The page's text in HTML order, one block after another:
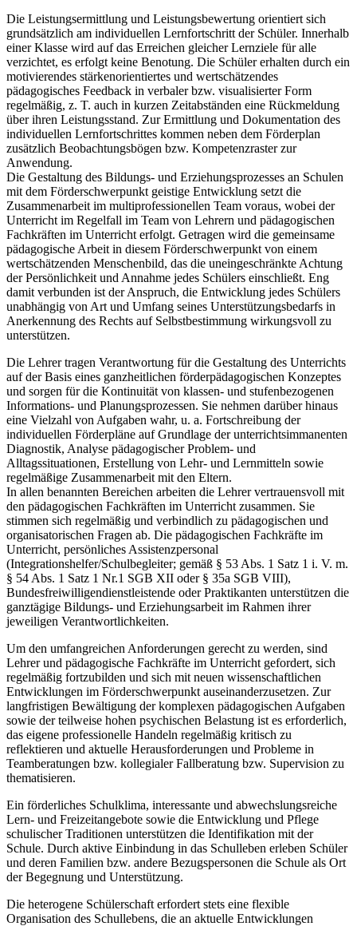
Die Leistungsermittlung und Leistungsbewertung orientiert sich
grundsätzlich am individuellen Lernfortschritt der Schüler. Innerhalb
einer Klasse wird auf das Erreichen gleicher Lernziele für alle
verzichtet, es erfolgt keine Benotung. Die Schüler erhalten durch ein
motivierendes stärkenorientiertes und wertschätzendes
pädagogisches Feedback in verbaler bzw. visualisierter Form
regelmäßig, z. T. auch in kurzen Zeitabständen eine Rückmeldung
über ihren Leistungsstand. Zur Ermittlung und Dokumentation des
individuellen Lernfortschrittes kommen neben dem Förderplan
zusätzlich Beobachtungsbögen bzw. Kompetenzraster zur
Anwendung.
Die Gestaltung des Bildungs- und Erziehungsprozesses an Schulen
mit dem Förderschwerpunkt geistige Entwicklung setzt die
Zusammenarbeit im multiprofessionellen Team voraus, wobei der
Unterricht im Regelfall im Team von Lehrern und pädagogischen
Fachkräften im Unterricht erfolgt. Getragen wird die gemeinsame
pädagogische Arbeit in diesem Förderschwerpunkt von einem
wertschätzenden Menschenbild, das die uneingeschränkte Achtung
der Persönlichkeit und Annahme jedes Schülers einschließt. Eng
damit verbunden ist der Anspruch, die Entwicklung jedes Schülers
unabhängig von Art und Umfang seines Unterstützungsbedarfs in
Anerkennung des Rechts auf Selbstbestimmung wirkungsvoll zu
unterstützen.
Die Lehrer tragen Verantwortung für die Gestaltung des Unterrichts
auf der Basis eines ganzheitlichen förderpädagogischen Konzeptes
und sorgen für die Kontinuität von klassen- und stufenbezogenen
Informations- und Planungsprozessen. Sie nehmen darüber hinaus
eine Vielzahl von Aufgaben wahr, u. a. Fortschreibung der
individuellen Förderpläne auf Grundlage der unterrichtsimmanenten
Diagnostik, Analyse pädagogischer Problem- und
Alltagssituationen, Erstellung von Lehr- und Lernmitteln sowie
regelmäßige Zusammenarbeit mit den Eltern.
In allen benannten Bereichen arbeiten die Lehrer vertrauensvoll mit
den pädagogischen Fachkräften im Unterricht zusammen. Sie
stimmen sich regelmäßig und verbindlich zu pädagogischen und
organisatorischen Fragen ab. Die pädagogischen Fachkräfte im
Unterricht, persönliches Assistenzpersonal
(Integrationshelfer/Schulbegleiter; gemäß § 53 Abs. 1 Satz 1 i. V. m.
§ 54 Abs. 1 Satz 1 Nr.1 SGB XII oder § 35a SGB VIII),
Bundesfreiwilligendienstleistende oder Praktikanten unterstützen die
ganztägige Bildungs- und Erziehungsarbeit im Rahmen ihrer
jeweiligen Verantwortlichkeiten.
Um den umfangreichen Anforderungen gerecht zu werden, sind
Lehrer und pädagogische Fachkräfte im Unterricht gefordert, sich
regelmäßig fortzubilden und sich mit neuen wissenschaftlichen
Entwicklungen im Förderschwerpunkt auseinanderzusetzen. Zur
langfristigen Bewältigung der komplexen pädagogischen Aufgaben
sowie der teilweise hohen psychischen Belastung ist es erforderlich,
das eigene professionelle Handeln regelmäßig kritisch zu
reflektieren und aktuelle Herausforderungen und Probleme in
Teamberatungen bzw. kollegialer Fallberatung bzw. Supervision zu
thematisieren.
Ein förderliches Schulklima, interessante und abwechslungsreiche
Lern- und Freizeitangebote sowie die Entwicklung und Pflege
schulischer Traditionen unterstützen die Identifikation mit der
Schule. Durch aktive Einbindung in das Schulleben erleben Schüler
und deren Familien bzw. andere Bezugspersonen die Schule als Ort
der Begegnung und Unterstützung.
Die heterogene Schülerschaft erfordert stets eine flexible
Organisation des Schullebens, die an aktuelle Entwicklungen